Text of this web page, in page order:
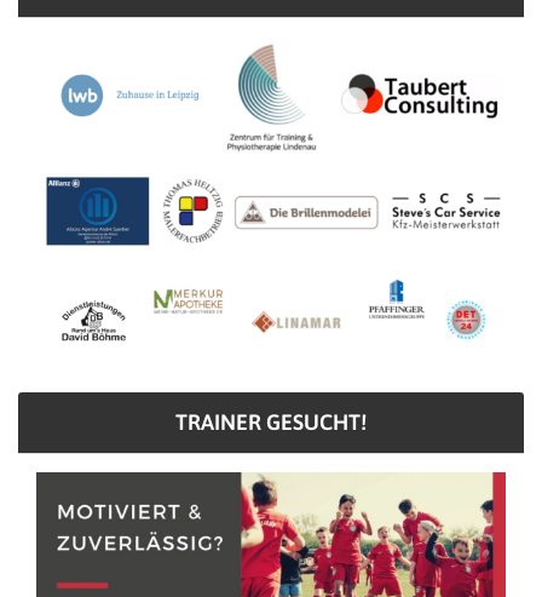
TRAINER GESUCHT!